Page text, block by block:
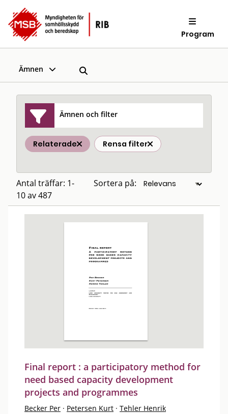
Program
Ämnen
Ämnen och filter
Relaterade Rensa filter
Antal träffar: 1-
10 av 487
Sortera på:
Final report : a participatory method for
need based capacity development
projects and programmes
Becker Per · Petersen Kurt · Tehler Henrik